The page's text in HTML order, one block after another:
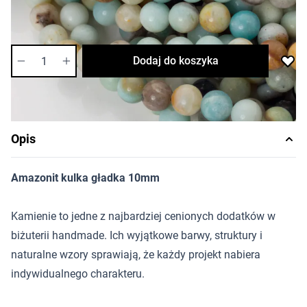
Dostępność:wysoka
Dodaj do koszyka
Opis
Amazonit kulka gładka 10mm
Kamienie to jedne z najbardziej cenionych dodatków w
biżuterii handmade. Ich wyjątkowe barwy, struktury i
naturalne wzory sprawiają, że każdy projekt nabiera
indywidualnego charakteru.